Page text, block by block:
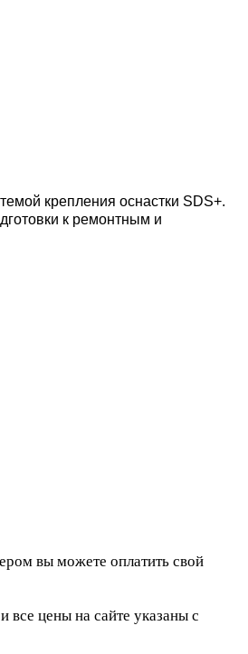
крепления оснастки SDS+.
к ремонтным и
вы можете оплатить свой
цены на сайте указаны с